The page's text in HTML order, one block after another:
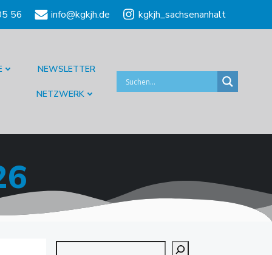
56 info@kgkjh.de kgkjh_sachsenanhalt
NEWSLETTER
NETZWERK